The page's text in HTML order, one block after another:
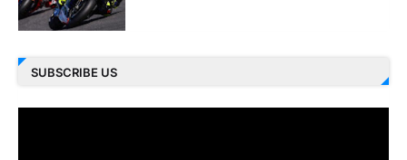
SUBSCRIBE US